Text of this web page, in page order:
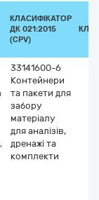
КЛАСИФІКАТОР
ДК 021:2015
(CPV)
33141600-6
Контейнери
та пакети для
забору
матеріалу
для аналізів,
дренажі та
комплекти